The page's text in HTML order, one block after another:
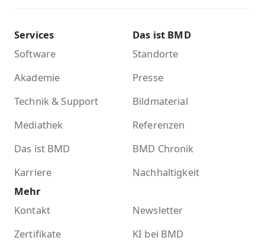
Services
Software
Akademie
Technik & Support
Mediathek
Das ist BMD
Karriere
Das ist BMD
Standorte
Presse
Bildmaterial
Referenzen
BMD Chronik
Nachhaltigkeit
Mehr
Kontakt
Newsletter
Zertifikate
KI bei BMD